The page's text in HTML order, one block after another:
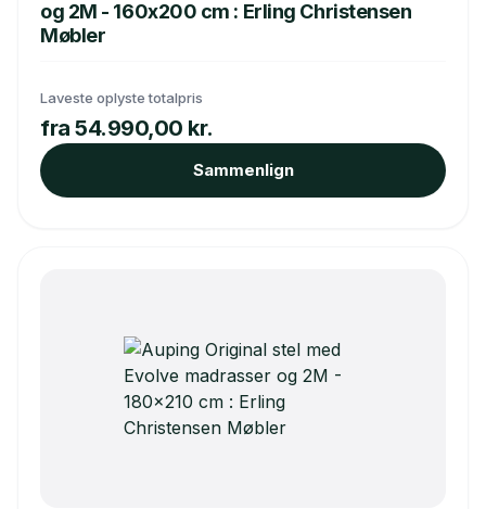
og 2M - 160x200 cm : Erling Christensen
Møbler
Laveste oplyste totalpris
fra 54.990,00 kr.
Sammenlign